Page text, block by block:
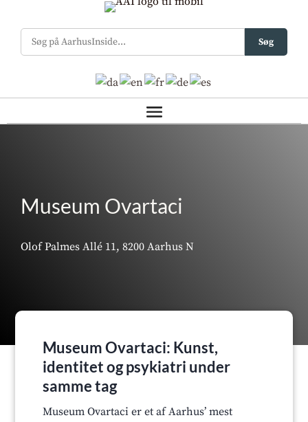
Søg
Museum Ovartaci
Olof Palmes Allé 11, 8200 Aarhus N
Museum Ovartaci: Kunst,
identitet og psykiatri under
samme tag
Museum Ovartaci er et af Aarhus’ mest